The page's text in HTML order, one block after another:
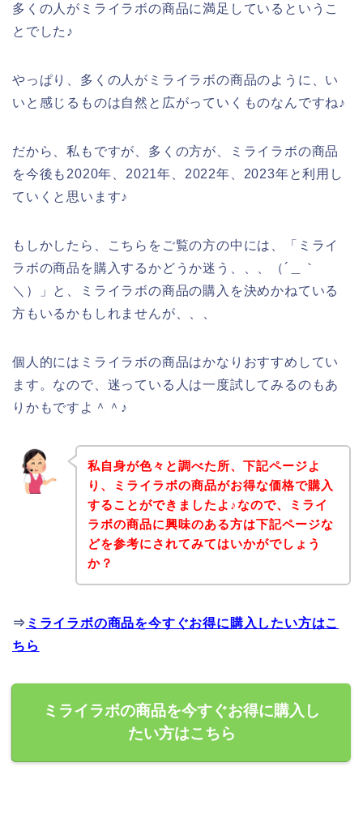
多くの人がミライラボの商品に満足しているというこ
とでした♪
やっぱり、多くの人がミライラボの商品のように、い
いと感じるものは自然と広がっていくものなんですね♪
だから、私もですが、多くの方が、ミライラボの商品
を今後も2020年、2021年、2022年、2023年と利用し
ていくと思います♪
もしかしたら、こちらをご覧の方の中には、「ミライ
ラボの商品を購入するかどうか迷う、、、（´＿｀
＼）」と、ミライラボの商品の購入を決めかねている
方もいるかもしれませんが、、、
個人的にはミライラボの商品はかなりおすすめしてい
ます。なので、迷っている人は一度試してみるのもあ
りかもですよ＾＾♪
私自身が色々と調べた所、下記ページよ
り、ミライラボの商品がお得な価格で購入
することができましたよ♪なので、ミライ
ラボの商品に興味のある方は下記ページな
どを参考にされてみてはいかがでしょう
か？
⇒ ミライラボの商品を今すぐお得に購入したい方はこ
ちら
ミライラボの商品を今すぐお得に購入し
たい方はこちら